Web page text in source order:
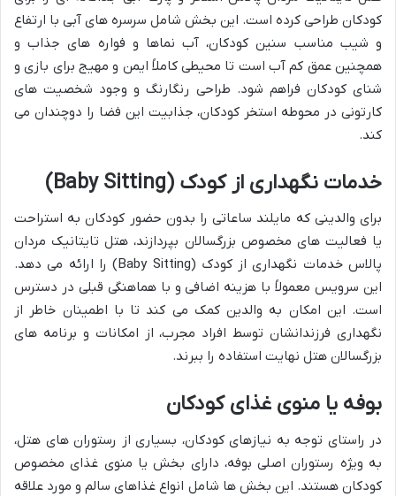
کودکان طراحی کرده است. این بخش شامل سرسره های آبی با ارتفاع
و شیب مناسب سنین کودکان، آب نماها و فواره های جذاب و
همچنین عمق کم آب است تا محیطی کاملاً ایمن و مهیج برای بازی و
شنای کودکان فراهم شود. طراحی رنگارنگ و وجود شخصیت های
کارتونی در محوطه استخر کودکان، جذابیت این فضا را دوچندان می
کند.
خدمات نگهداری از کودک (Baby Sitting)
برای والدینی که مایلند ساعاتی را بدون حضور کودکان به استراحت
یا فعالیت های مخصوص بزرگسالان بپردازند، هتل تایتانیک مردان
پالاس خدمات نگهداری از کودک (Baby Sitting) را ارائه می دهد.
این سرویس معمولاً با هزینه اضافی و با هماهنگی قبلی در دسترس
است. این امکان به والدین کمک می کند تا با اطمینان خاطر از
نگهداری فرزندانشان توسط افراد مجرب، از امکانات و برنامه های
بزرگسالان هتل نهایت استفاده را ببرند.
بوفه یا منوی غذای کودکان
در راستای توجه به نیازهای کودکان، بسیاری از رستوران های هتل،
به ویژه رستوران اصلی بوفه، دارای بخش یا منوی غذای مخصوص
کودکان هستند. این بخش ها شامل انواع غذاهای سالم و مورد علاقه